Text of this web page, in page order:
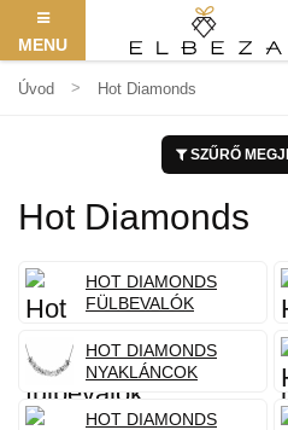
MENU
Úvod Hot Diamonds
SZŰRŐ
Hot Diamonds
HOT DIAMONDS
FÜLBEVALÓK
HOT DIAMONDS
NYAKLÁNCOK
HOT DIAMONDS